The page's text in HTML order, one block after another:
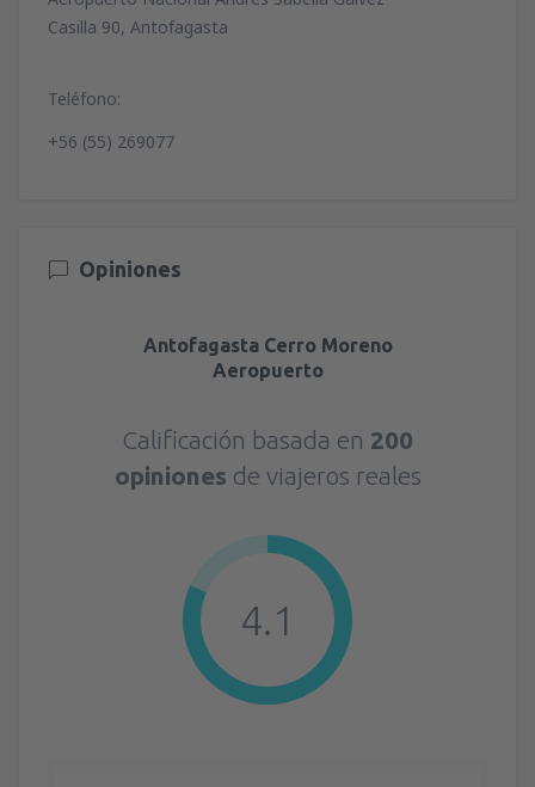
Casilla 90, Antofagasta
Teléfono:
+56 (55) 269077
Opiniones
Antofagasta Cerro Moreno
Aeropuerto
Calificación basada en 200
opiniones de viajeros reales
4.1